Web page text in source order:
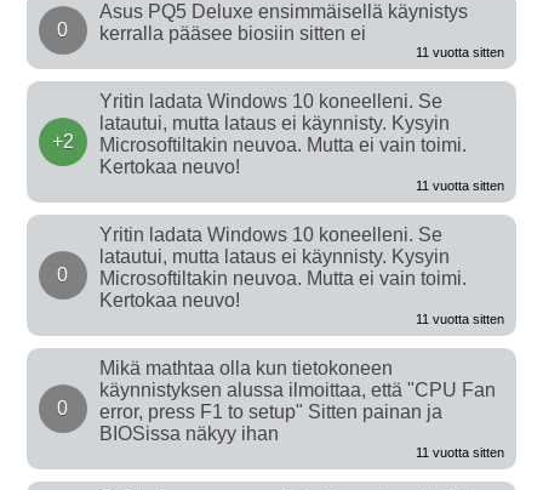
0
Asus PQ5 Deluxe ensimmäisellä käynistys
kerralla pääsee biosiin sitten ei
11 vuotta sitten
+2
Yritin ladata Windows 10 koneelleni. Se
latautui, mutta lataus ei käynnisty. Kysyin
Microsoftiltakin neuvoa. Mutta ei vain toimi.
Kertokaa neuvo!
11 vuotta sitten
0
Yritin ladata Windows 10 koneelleni. Se
latautui, mutta lataus ei käynnisty. Kysyin
Microsoftiltakin neuvoa. Mutta ei vain toimi.
Kertokaa neuvo!
11 vuotta sitten
0
Mikä mathtaa olla kun tietokoneen
käynnistyksen alussa ilmoittaa, että "CPU Fan
error, press F1 to setup" Sitten painan ja
BIOSissa näkyy ihan
11 vuotta sitten